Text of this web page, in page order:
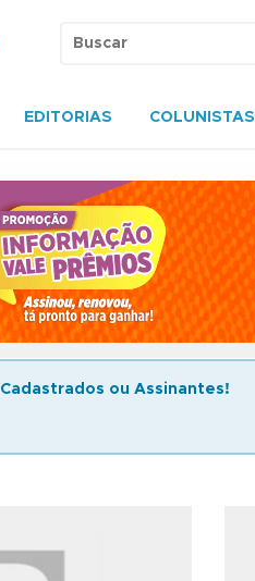
EDITORIAS COLUNISTAS
Cadastrados ou Assinantes!